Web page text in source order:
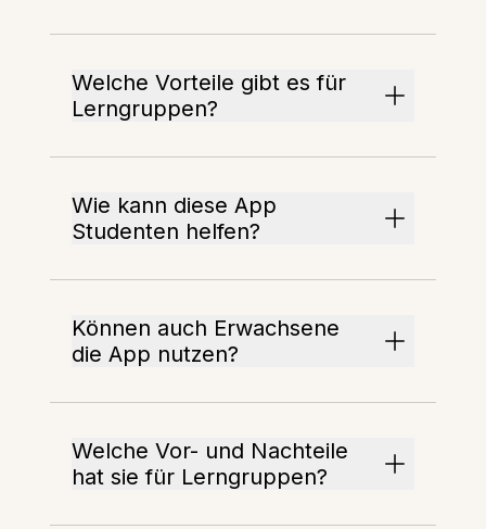
Welche Vorteile gibt es für
Lerngruppen?
Wie kann diese App
Studenten helfen?
Können auch Erwachsene
die App nutzen?
Welche Vor- und Nachteile
hat sie für Lerngruppen?